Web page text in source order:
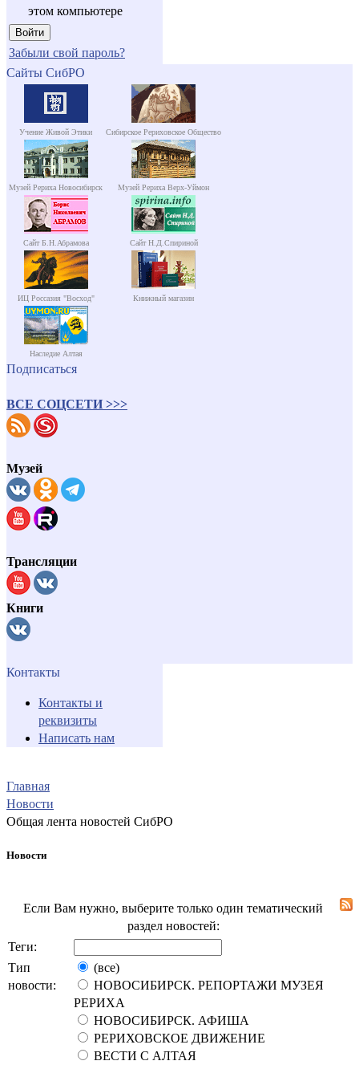
этом компьютере
Забыли свой пароль?
Сайты СибРО
Учение Живой Этики Сибирское Рериховское Общество
Музей Рериха Новосибирск Музей Рериха Верх-Уймон
Сайт Б.Н.Абрамова Сайт Н.Д.Спириной
ИЦ Россазия "Восход" Книжный магазин
Наследие Алтая
Подписаться
ВСЕ СОЦСЕТИ >>>
Музей
Трансляции
Книги
Контакты
Контакты и
реквизиты
Написать нам
Главная
Новости
Общая лента новостей СибРО
Новости
Если Вам нужно, выберите только один тематический
раздел новостей:
Теги:
Тип
новости:
(все)
НОВОСИБИРСК. РЕПОРТАЖИ МУЗЕЯ
РЕРИХА
НОВОСИБИРСК. АФИША
РЕРИХОВСКОЕ ДВИЖЕНИЕ
ВЕСТИ С АЛТАЯ